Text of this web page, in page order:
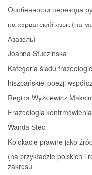
Особенности перевода
на хорватский язык (на
Азазель)
Joanna Studzińska
Kategoria śladu
hiszpańskiej poezji
Regina
Frazeologia
Wanda Stec
Kolokacje prawne jako
(na przykładzie polskich i
zakresu